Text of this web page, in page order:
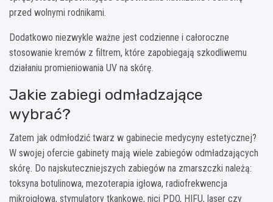
przed wolnymi rodnikami.
Dodatkowo niezwykle ważne jest codzienne i całoroczne
stosowanie kremów z filtrem, które zapobiegają szkodliwemu
działaniu promieniowania UV na skórę.
Jakie zabiegi odmładzające
wybrać?
Zatem jak odmłodzić twarz w gabinecie medycyny estetycznej?
W swojej ofercie gabinety mają wiele zabiegów odmładzających
skórę. Do najskuteczniejszych zabiegów na zmarszczki należą:
toksyna botulinowa, mezoterapia igłowa, radiofrekwencja
mikroigłowa, stymulatory tkankowe, nici PDO, HIFU, laser czy